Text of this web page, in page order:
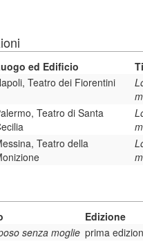
ed Edificio
Teatro dei Fiorentini
Teatro di Santa
Teatro della
Edizione
senza moglie prima